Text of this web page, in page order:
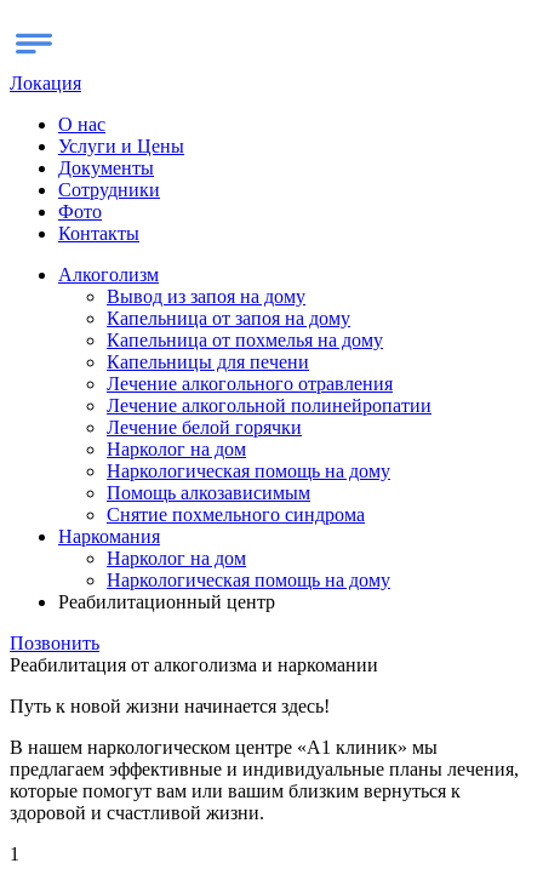
Локация
О нас
Услуги и Цены
Документы
Сотрудники
Фото
Контакты
Алкоголизм
Вывод из запоя на дому
Капельница от запоя на дому
Капельница от похмелья на дому
Капельницы для печени
Лечение алкогольного отравления
Лечение алкогольной полинейропатии
Лечение белой горячки
Нарколог на дом
Наркологическая помощь на дому
Помощь алкозависимым
Снятие похмельного синдрома
Наркомания
Нарколог на дом
Наркологическая помощь на дому
Реабилитационный центр
Позвонить
Реабилитация от алкоголизма и наркомании
Путь к новой жизни начинается здесь!
В нашем наркологическом центре «А1 клиник» мы
предлагаем эффективные и индивидуальные планы лечения,
которые помогут вам или вашим близким вернуться к
здоровой и счастливой жизни.
1